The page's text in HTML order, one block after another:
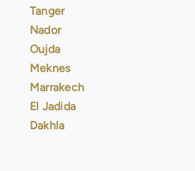
Tanger
Nador
Oujda
Meknes
Marrakech
El Jadida
Dakhla